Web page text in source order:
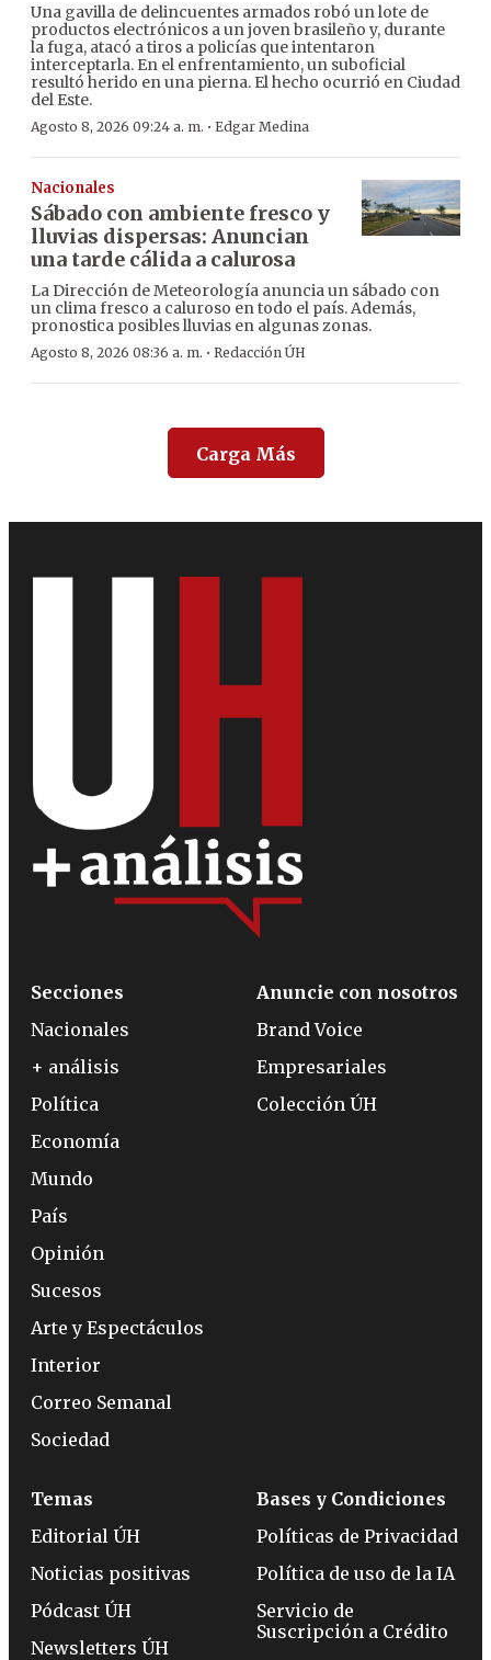
Una gavilla de delincuentes armados robó un lote de
productos electrónicos a un joven brasileño y, durante
la fuga, atacó a tiros a policías que intentaron
interceptarla. En el enfrentamiento, un suboficial
resultó herido en una pierna. El hecho ocurrió en Ciudad
del Este.
Agosto 8, 2026 09:24 a. m. · Edgar Medina
Nacionales
Sábado con ambiente fresco y
lluvias dispersas: Anuncian
una tarde cálida a calurosa
La Dirección de Meteorología anuncia un sábado con
un clima fresco a caluroso en todo el país. Además,
pronostica posibles lluvias en algunas zonas.
Agosto 8, 2026 08:36 a. m. · Redacción ÚH
Carga Más
Secciones
Nacionales
+ análisis
Política
Economía
Mundo
País
Opinión
Sucesos
Arte y Espectáculos
Interior
Correo Semanal
Sociedad
Anuncie con nosotros
Brand Voice
Empresariales
Colección ÚH
Temas
Editorial ÚH
Noticias positivas
Pódcast ÚH
Newsletters ÚH
Bases y Condiciones
Políticas de Privacidad
Política de uso de la IA
Servicio de
Suscripción a Crédito